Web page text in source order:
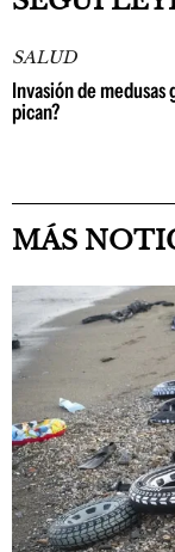
SALUD
Invasión de medusas
pican?
MÁS